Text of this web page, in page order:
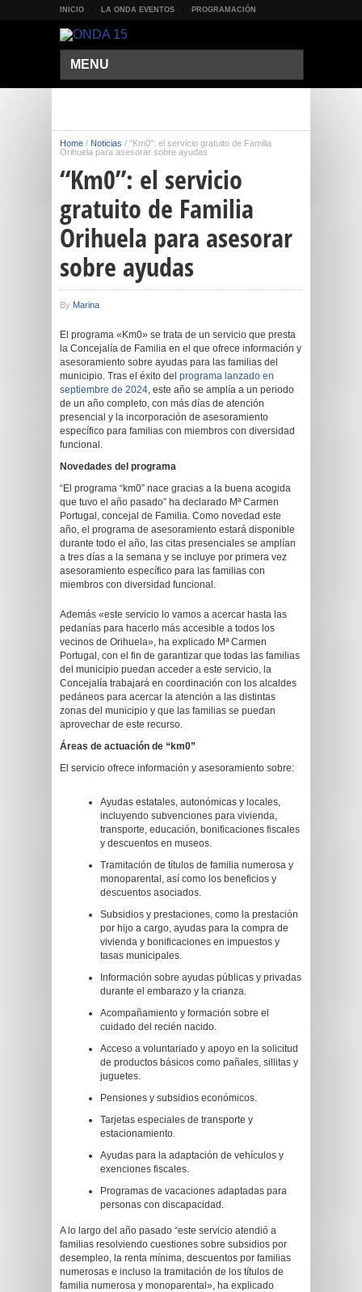
INICIO LA ONDA EVENTOS PROGRAMACIÓN
MENU
Home / Noticias / “Km0”: el servicio gratuito de Familia
Orihuela para asesorar sobre ayudas
“Km0”: el servicio
gratuito de Familia
Orihuela para asesorar
sobre ayudas
By Marina
El programa «Km0» se trata de un servicio que presta
la Concejalía de Familia en el que ofrece información y
asesoramiento sobre ayudas para las familias del
municipio. Tras el éxito del programa lanzado en
septiembre de 2024, este año se amplía a un periodo
de un año completo, con más días de atención
presencial y la incorporación de asesoramiento
específico para familias con miembros con diversidad
funcional.
Novedades del programa
“El programa “km0” nace gracias a la buena acogida
que tuvo el año pasado” ha declarado Mª Carmen
Portugal, concejal de Familia. Como novedad este
año, el programa de asesoramiento estará disponible
durante todo el año, las citas presenciales se amplían
a tres días a la semana y se incluye por primera vez
asesoramiento específico para las familias con
miembros con diversidad funcional.
Además «este servicio lo vamos a acercar hasta las
pedanías para hacerlo más accesible a todos los
vecinos de Orihuela», ha explicado Mª Carmen
Portugal, con el fin de garantizar que todas las familias
del municipio puedan acceder a este servicio, la
Concejalía trabajará en coordinación con los alcaldes
pedáneos para acercar la atención a las distintas
zonas del municipio y que las familias se puedan
aprovechar de este recurso.
Áreas de actuación de “km0”
El servicio ofrece información y asesoramiento sobre:
Ayudas estatales, autonómicas y locales,
incluyendo subvenciones para vivienda,
transporte, educación, bonificaciones fiscales
y descuentos en museos.
Tramitación de títulos de familia numerosa y
monoparental, así como los beneficios y
descuentos asociados.
Subsidios y prestaciones, como la prestación
por hijo a cargo, ayudas para la compra de
vivienda y bonificaciones en impuestos y
tasas municipales.
Información sobre ayudas públicas y privadas
durante el embarazo y la crianza.
Acompañamiento y formación sobre el
cuidado del recién nacido.
Acceso a voluntariado y apoyo en la solicitud
de productos básicos como pañales, sillitas y
juguetes.
Pensiones y subsidios económicos.
Tarjetas especiales de transporte y
estacionamiento.
Ayudas para la adaptación de vehículos y
exenciones fiscales.
Programas de vacaciones adaptadas para
personas con discapacidad.
A lo largo del año pasado “este servicio atendió a
familias resolviendo cuestiones sobre subsidios por
desempleo, la renta mínima, descuentos por familias
numerosas e incluso la tramitación de los títulos de
familia numerosa y monoparental», ha explicado